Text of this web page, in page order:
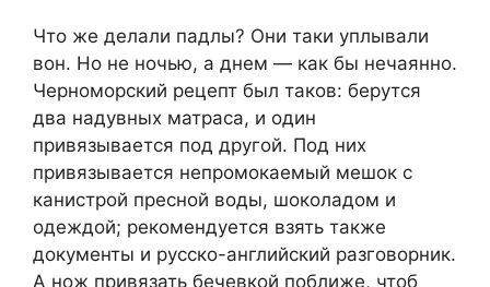
Что же делали падлы? Они таки уплывали
вон. Но не ночью, а днем — как бы нечаянно.
Черноморский рецепт был таков: берутся
два надувных матраса, и один
привязывается под другой. Под них
привязывается непромокаемый мешок с
канистрой пресной воды, шоколадом и
одеждой; рекомендуется взять также
документы и русско-английский разговорник.
А нож привязать бечевкой поближе, чтоб